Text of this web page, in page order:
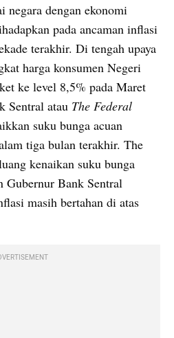
negara dengan ekonomi
pada ancaman inflasi
terakhir. Di tengah upaya
harga konsumen Negeri
ke level 8,5% pada Maret
Sentral atau The Federal
suku bunga acuan
tiga bulan terakhir. The
kenaikan suku bunga
Gubernur Bank Sentral
masih bertahan di atas